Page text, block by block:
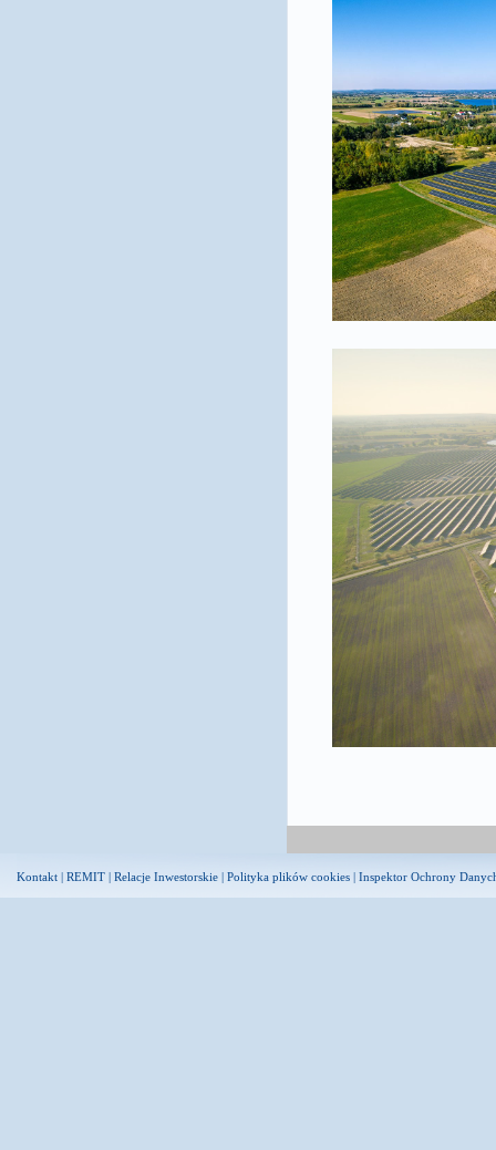
Kontakt | REMIT | Relacje Inwestorskie | Polityka plików cookies | Inspektor Ochrony